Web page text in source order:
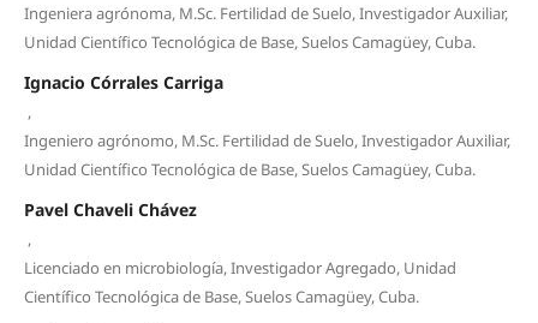
Ingeniera agrónoma, M.Sc. Fertilidad de Suelo, Investigador Auxiliar,
Unidad Científico Tecnológica de Base, Suelos Camagüey, Cuba.
Ignacio Córrales Carriga
,
Ingeniero agrónomo, M.Sc. Fertilidad de Suelo, Investigador Auxiliar,
Unidad Científico Tecnológica de Base, Suelos Camagüey, Cuba.
Pavel Chaveli Chávez
,
Licenciado en microbiología, Investigador Agregado, Unidad
Científico Tecnológica de Base, Suelos Camagüey, Cuba.